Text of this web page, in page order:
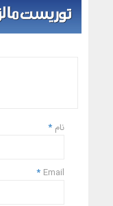
نام *
Email
*